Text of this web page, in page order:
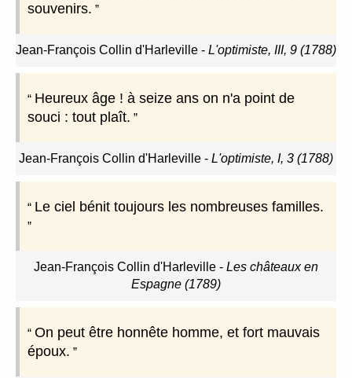
souvenirs.
Jean-François Collin d'Harleville - L'optimiste, III, 9 (1788)
Heureux âge ! à seize ans on n'a point de
souci : tout plaît.
Jean-François Collin d'Harleville - L'optimiste, I, 3 (1788)
Le ciel bénit toujours les nombreuses familles.
Jean-François Collin d'Harleville - Les châteaux en
Espagne (1789)
On peut être honnête homme, et fort mauvais
époux.